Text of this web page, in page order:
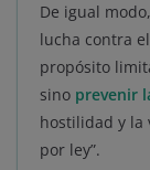
De igual
lucha contra
propósito
sino prevenir
hostilidad y la
por ley”.